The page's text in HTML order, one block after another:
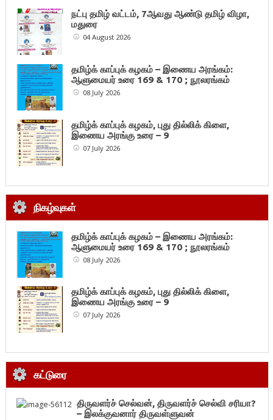
நட்பு தமிழ் வட்டம், 7ஆவது ஆண்டு தமிழ் விழா,
மதுரை
04 August 2026
தமிழ்க் காப்புக் கழகம் – இணைய அரங்கம்:
ஆளுமையர் உரை 169 & 170 ; நூலரங்கம்
08 July 2026
தமிழ்க் காப்புக் கழகம், புது தில்லிக் கிளை,
இணைய அரங்கு உரை – 9
07 July 2026
நிகழ்வுகள்
தமிழ்க் காப்புக் கழகம் – இணைய அரங்கம்:
ஆளுமையர் உரை 169 & 170 ; நூலரங்கம்
08 July 2026
தமிழ்க் காப்புக் கழகம், புது தில்லிக் கிளை,
இணைய அரங்கு உரை – 9
07 July 2026
கட்டுரை
திருவளர்ச் செல்வன், திருவளர்ச் செல்வி சரியா?
– இலக்குவனார் திருவள்ளுவன்